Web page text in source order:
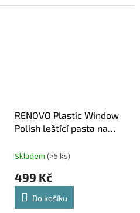
RENOVO Plastic Window
Polish leštící pasta na
Skladem (>5 ks)
499 Kč
Do košíku